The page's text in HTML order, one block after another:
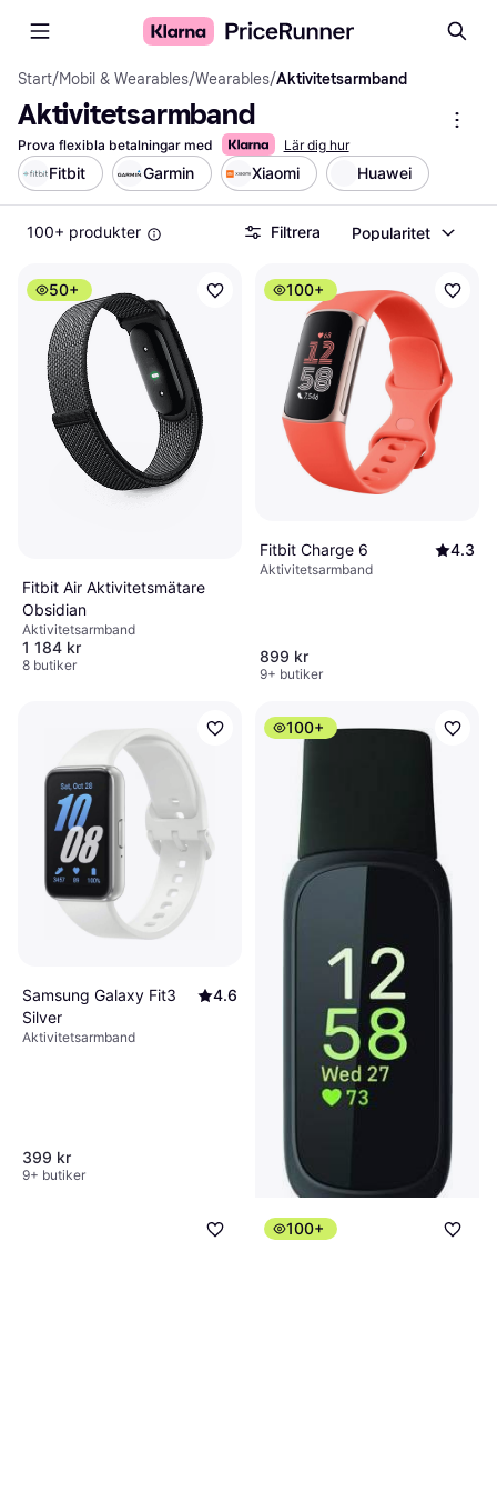
Start/Mobil & Wearables/Wearables/Aktivitetsarmband
Aktivitetsarmband
Prova flexibla betalningar med Lär dig hur
Fitbit Garmin Xiaomi Huawei
100+ produkter Filtrera Popularitet
50+
Fitbit Air Aktivitetsmätare
Obsidian
Aktivitetsarmband
1 184 kr
8 butiker
100+
Fitbit Charge 6 4.3
Aktivitetsarmband
899 kr
9+ butiker
Samsung Galaxy Fit3
Silver
4.6
Aktivitetsarmband
399 kr
9+ butiker
100+
100+